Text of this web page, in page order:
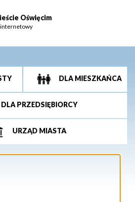
Oświęcim
DLA MIESZKAŃCA
DLA PRZEDSIĘBIORCY
URZĄD MIASTA